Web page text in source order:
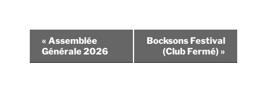
v
« Assemblée
Générale 2026
Bocksons Festival
(Club Fermé) »